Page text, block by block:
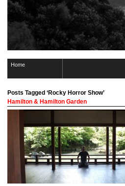
Home
Posts Tagged ‘Rocky Horror Show’
Hamilton & Hamilton Garden